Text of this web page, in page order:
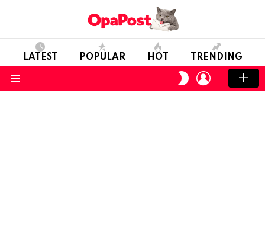
LATEST POPULAR HOT TRENDING
SWITCH
SKIN
LOGIN